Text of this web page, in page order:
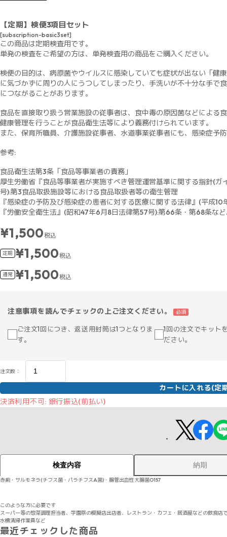
【定期】検便3項目セット
[subscription-basic3set]
この商品は定期検査用です。
単発の検査をご希望の方は、単発検査用の商品をご購入ください。
検便の目的は、病原菌やウイルスに感染していても症状が出ない「健
に気づかずに周りの人にうつしてしまったり、手洗いが不十分な手で
につながることがあります。
食品を直接取り扱う営業施設の従事者は、食中毒の原因菌などによる
健康管理を行うことが食品衛生法等により義務付けられています。
また、保育所職員、介護施設従事者、水道事業従事者にも、感染症予
参考:
食品衛生法第3条「食品等事業者の責務」
厚生労働省『食品等事業者が実施すべき管理運営基準に関する指針(ガ
号):第3食品取扱施設等における食品取扱者等の衛生管理
『感染症の予防及び感染症の患者に対する医療に関する法律』(平成10
『労働安全衛生法』(昭和47年6月8日法律第57号):第66条・第68条な
¥1,500税込
定期 ¥1,500税込
通常 ¥1,500税込
注意事項を読んでチェックの上ご注文ください。 必須
ご注文1回につき、返送用封筒は1つとなりま
す。
1回の注文でキット
ださい。
注文数：
カートに入れる(定
決済利用不可: 銀行振込(前払い)
検査内容 納期
赤痢・サルモネラ(チフス菌・パラチフスA菌)・腸管出血性大腸菌O157
このような方に必要です
スーパー等の惣菜調理担当者、学園祭の模擬店出店者、レストラン・カフェ・居酒屋などの飲食
水槽清掃作業員など
最近チェックした商品